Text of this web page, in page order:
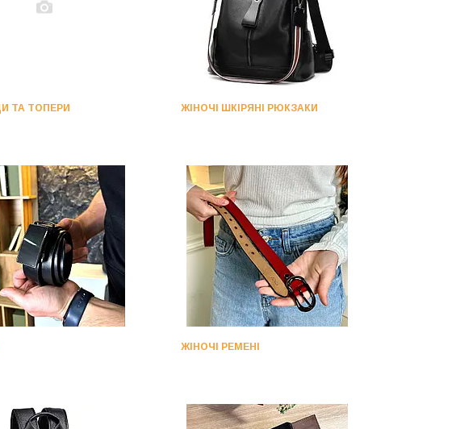
ТА ТОПЕРИ ЖІНОЧІ ШКІРЯНІ РЮКЗАКИ
ЖІНОЧІ РЕМЕНІ